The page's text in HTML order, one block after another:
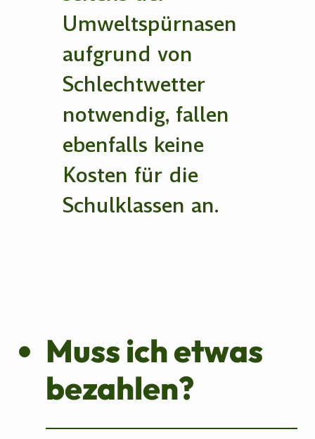
Umweltspürnasen
aufgrund von
Schlechtwetter
notwendig, fallen
ebenfalls keine
Kosten für die
Schulklassen an.
Muss ich etwas
bezahlen?